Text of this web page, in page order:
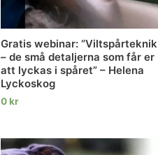
Gratis webinar: “Viltspårteknik
– de små detaljerna som får er
att lyckas i spåret” – Helena
Lyckoskog
0kr